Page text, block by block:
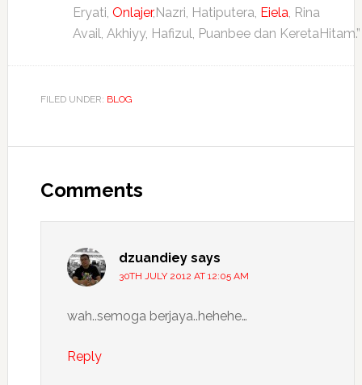
Eryati, Onlajer,Nazri, Hatiputera, Eiela, Rina
Avail, Akhiyy, Hafizul, Puanbee dan KeretaHitam.”
FILED UNDER: BLOG
Interactions
Comments
dzuandiey says
30TH JULY 2012 AT 12:05 AM
wah..semoga berjaya..hehehe…
Reply